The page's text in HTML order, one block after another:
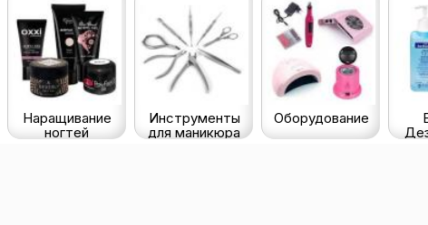
Наращивание
ногтей
Инструменты
для маникюра
Оборудование